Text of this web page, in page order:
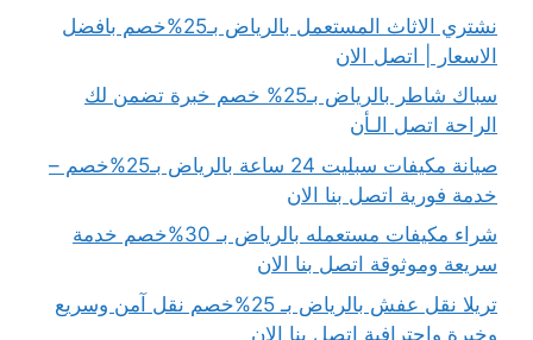
نشتري الاثاث المستعمل بالرياض بـ25%خصم بافضل
الاسعار | اتصل الان
سباك شاطر بالرياض بـ25% خصم خبرة تضمن لك
الراحة اتصل الـأن
صيانة مكيفات سبليت 24 ساعة بالرياض بـ25%خصم –
خدمة فورية اتصل بنا الان
شراء مكيفات مستعمله بالرياض بـ 30%خصم خدمة
سريعة وموثوقة اتصل بنا الان
تريلا نقل عفش بالرياض بـ 25%خصم نقل آمن وسريع
وخبرة واحترافية اتصل بنا الان